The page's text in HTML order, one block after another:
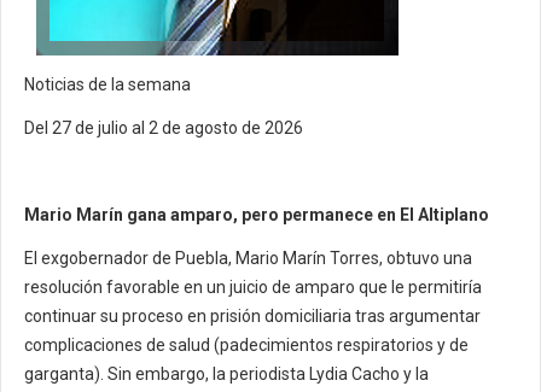
Noticias de la semana
Del 27 de julio al 2 de agosto de 2026
Mario Marín gana amparo, pero permanece en El Altiplano
El exgobernador de Puebla, Mario Marín Torres, obtuvo una
resolución favorable en un juicio de amparo que le permitiría
continuar su proceso en prisión domiciliaria tras argumentar
complicaciones de salud (padecimientos respiratorios y de
garganta). Sin embargo, la periodista Lydia Cacho y la